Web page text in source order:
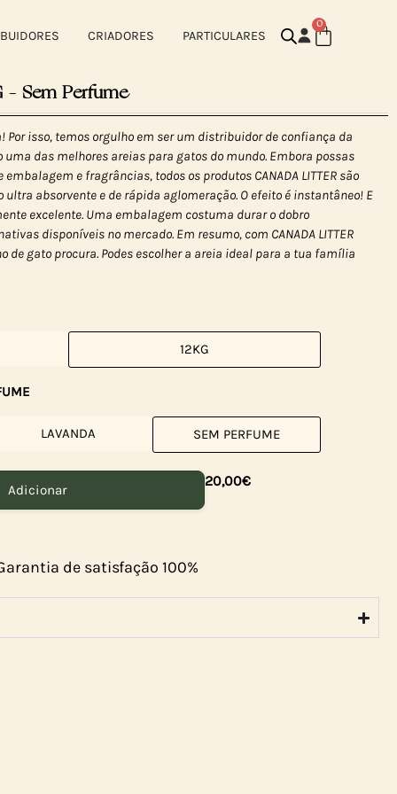
CRIADORES PARTICULARES
0
Sem Perfume
Por isso, temos orgulho em ser um distribuidor de confiança da
uma das melhores areias para gatos do mundo. Embora possas
e fragrâncias, todos os produtos CANADA LITTER são
absorvente e de rápida aglomeração. O efeito é instantâneo! E
excelente. Uma embalagem costuma durar o dobro
disponíveis no mercado. Em resumo, com CANADA LITTER
de gato procura. Podes escolher a areia ideal para a tua família
12KG
LAVANDA SEM PERFUME
Adicionar
20,00€
de satisfação 100%